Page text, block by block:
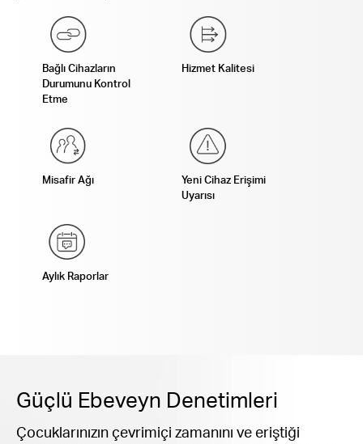
Bağlı Cihazların
Durumunu Kontrol
Etme
Hizmet Kalitesi
Misafir Ağı
Yeni Cihaz Erişimi
Uyarısı
Aylık Raporlar
Güçlü Ebeveyn Denetimleri
Çocuklarınızın çevrimiçi zamanını ve eriştiği